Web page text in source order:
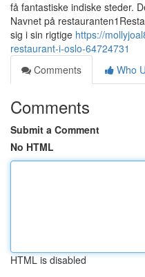
få fantastiske indiske steder.
Navnet på
sig i sin rigtige https://
restaurant-i-oslo-64724731
Comments
Who
Comments
Submit a Comment
No HTML
HTML is disabled